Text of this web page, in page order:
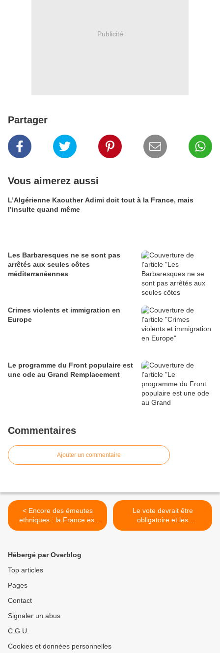
Publicité
Partager
Vous aimerez aussi
L’Algérienne Kaouther Adimi doit tout à la France, mais
l’insulte quand même
Les Barbaresques ne se sont pas
arrêtés aux seules côtes
méditerranéennes
Crimes violents et immigration en
Europe
Le programme du Front populaire est
une ode au Grand Remplacement
Commentaires
Ajouter un commentaire
< Encore des émeutes
ethniques : la France est
devenue un drôle de pays
Le vote devrait être
obligatoire et les
contrevenants sanctionnés
Hébergé par Overblog
Top articles
Pages
Contact
Signaler un abus
C.G.U.
Cookies et données personnelles